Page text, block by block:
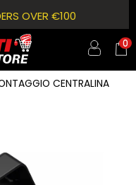
OVER €100
0
CENTRALINA